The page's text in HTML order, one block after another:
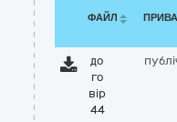
ФАЙЛ
до
го
вір
44